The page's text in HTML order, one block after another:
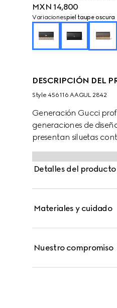
MXN 14,800
Variacionespiel taupe oscura
DESCRIPCIÓN DEL
Style ‎456116 AAGUL 2842
Generación Gucci
generaciones de
presentan siluetas
estilo. Esta cartera
logo de Doble G.
Detalles del producto
Materiales y cuidado
Nuestro compromiso